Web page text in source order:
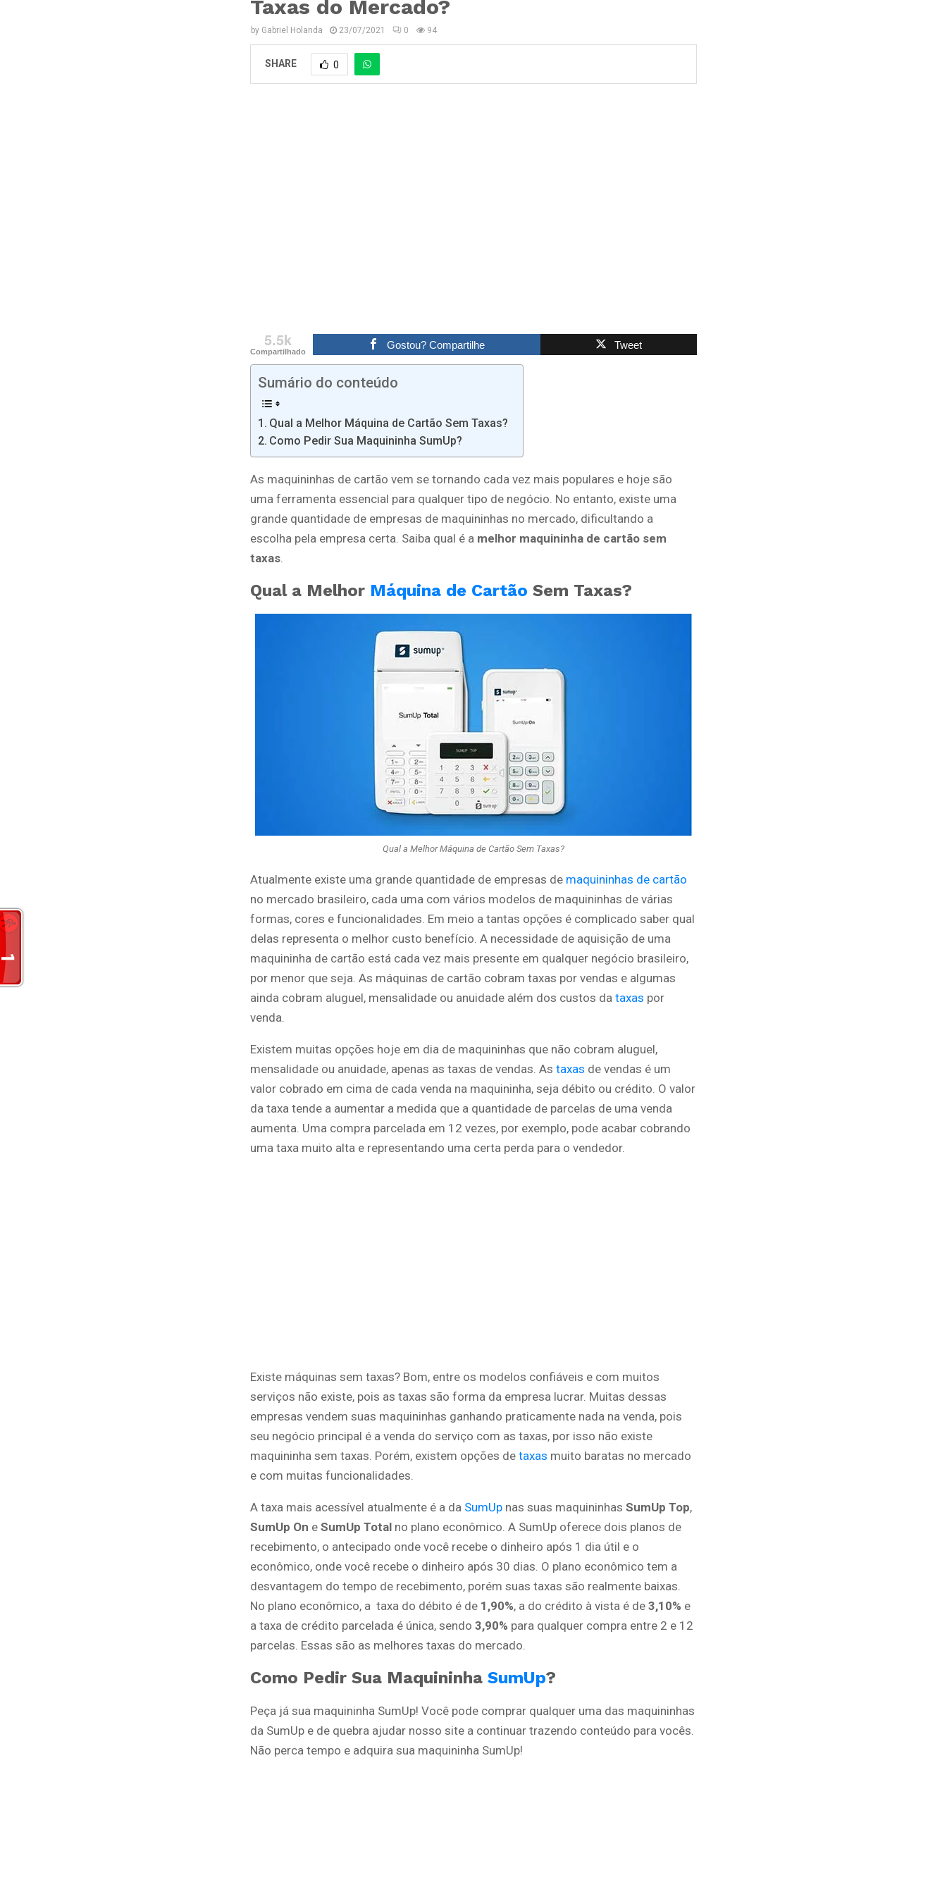
Taxas do Mercado?
by Gabriel Holanda 23/07/2021 0 94
SHARE 0
5.5k
Compartilhado
Gostou? Compartilhe Tweet
Sumário do conteúdo
Qual a Melhor Máquina de Cartão Sem Taxas?
Como Pedir Sua Maquininha SumUp?
As maquininhas de cartão vem se tornando cada vez mais populares e hoje são
uma ferramenta essencial para qualquer tipo de negócio. No entanto, existe uma
grande quantidade de empresas de maquininhas no mercado, dificultando a
escolha pela empresa certa. Saiba qual é a melhor maquininha de cartão sem
taxas.
Qual a Melhor Máquina de Cartão Sem Taxas?
Qual a Melhor Máquina de Cartão Sem Taxas?
Atualmente existe uma grande quantidade de empresas de maquininhas de cartão
no mercado brasileiro, cada uma com vários modelos de maquininhas de várias
formas, cores e funcionalidades. Em meio a tantas opções é complicado saber qual
delas representa o melhor custo benefício. A necessidade de aquisição de uma
maquininha de cartão está cada vez mais presente em qualquer negócio brasileiro,
por menor que seja. As máquinas de cartão cobram taxas por vendas e algumas
ainda cobram aluguel, mensalidade ou anuidade além dos custos da taxas por
venda.
Existem muitas opções hoje em dia de maquininhas que não cobram aluguel,
mensalidade ou anuidade, apenas as taxas de vendas. As taxas de vendas é um
valor cobrado em cima de cada venda na maquininha, seja débito ou crédito. O valor
da taxa tende a aumentar a medida que a quantidade de parcelas de uma venda
aumenta. Uma compra parcelada em 12 vezes, por exemplo, pode acabar cobrando
uma taxa muito alta e representando uma certa perda para o vendedor.
Existe máquinas sem taxas? Bom, entre os modelos confiáveis e com muitos
serviços não existe, pois as taxas são forma da empresa lucrar. Muitas dessas
empresas vendem suas maquininhas ganhando praticamente nada na venda, pois
seu negócio principal é a venda do serviço com as taxas, por isso não existe
maquininha sem taxas. Porém, existem opções de taxas muito baratas no mercado
e com muitas funcionalidades.
A taxa mais acessível atualmente é a da SumUp nas suas maquininhas SumUp Top,
SumUp On e SumUp Total no plano econômico. A SumUp oferece dois planos de
recebimento, o antecipado onde você recebe o dinheiro após 1 dia útil e o
econômico, onde você recebe o dinheiro após 30 dias. O plano econômico tem a
desvantagem do tempo de recebimento, porém suas taxas são realmente baixas.
No plano econômico, a taxa do débito é de 1,90%, a do crédito à vista é de 3,10% e
a taxa de crédito parcelada é única, sendo 3,90% para qualquer compra entre 2 e 12
parcelas. Essas são as melhores taxas do mercado.
Como Pedir Sua Maquininha SumUp?
Peça já sua maquininha SumUp! Você pode comprar qualquer uma das maquininhas
da SumUp e de quebra ajudar nosso site a continuar trazendo conteúdo para vocês.
Não perca tempo e adquira sua maquininha SumUp!